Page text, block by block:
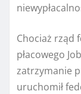
Chociaż rząd
płacowego
zatrzymanie
uruchomił